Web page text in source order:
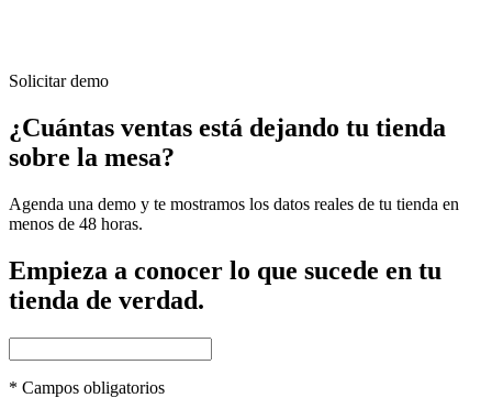
Solicitar demo
¿Cuántas ventas está dejando tu tienda
sobre la mesa?
Agenda una demo y te mostramos los datos reales de tu tienda en
menos de 48 horas.
Empieza a conocer lo que sucede en tu
tienda de verdad.
* Campos obligatorios